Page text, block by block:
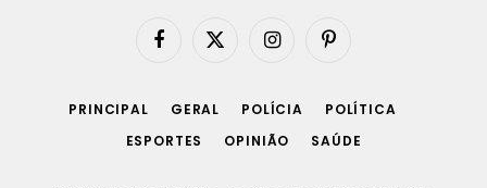
Facebook
X
InstagramPinterest
PRINCIPAL GERAL POLÍCIA
POLÍTICA
ESPORTES
OPINIÃO SAÚDE